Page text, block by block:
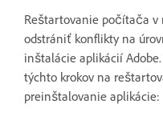
Reštartovanie počítača
odstrániť konflikty na
inštalácie aplikácií
týchto krokov na
preinštalovanie aplikácie: